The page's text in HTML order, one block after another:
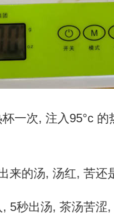
一次, 注入95°c
来的汤, 汤红, 苦还
5秒出汤, 茶汤苦涩